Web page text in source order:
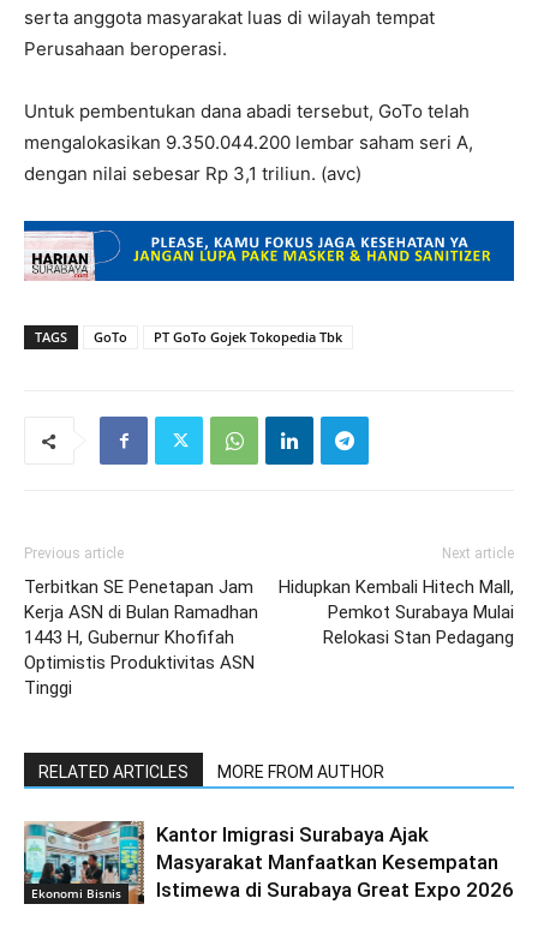
serta anggota masyarakat luas di wilayah tempat
Perusahaan beroperasi.
Untuk pembentukan dana abadi tersebut, GoTo telah
mengalokasikan 9.350.044.200 lembar saham seri A,
dengan nilai sebesar Rp 3,1 triliun. (avc)
TAGS GoTo PT GoTo Gojek Tokopedia Tbk
Previous article
Terbitkan SE Penetapan Jam
Kerja ASN di Bulan Ramadhan
1443 H, Gubernur Khofifah
Optimistis Produktivitas ASN
Tinggi
Next article
Hidupkan Kembali Hitech Mall,
Pemkot Surabaya Mulai
Relokasi Stan Pedagang
RELATED ARTICLES MORE FROM AUTHOR
Ekonomi Bisnis
Kantor Imigrasi Surabaya Ajak
Masyarakat Manfaatkan Kesempatan
Istimewa di Surabaya Great Expo 2026